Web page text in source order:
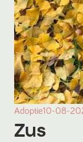
Adoptie10-08-
Zus